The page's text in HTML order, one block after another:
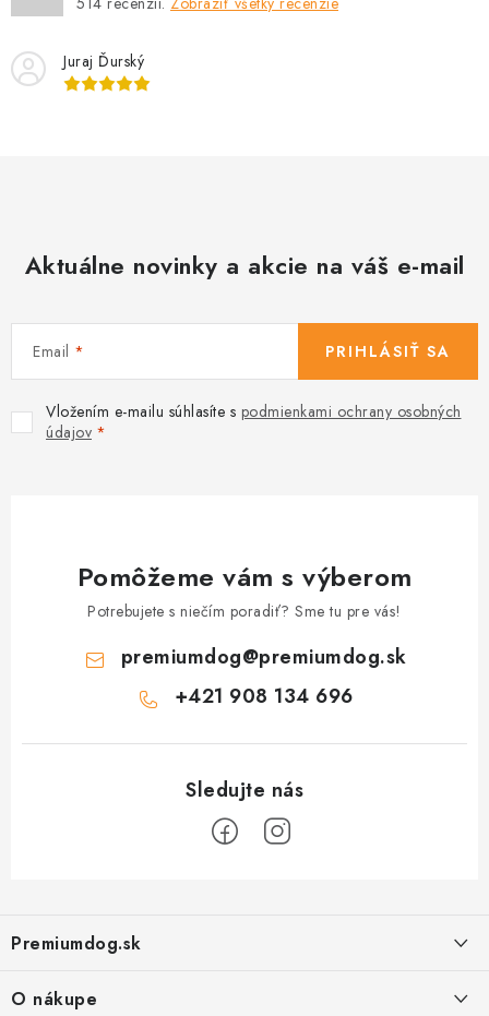
y
v
n
e
Juraj Ďurský
Aktuálne novinky a akcie na váš e-mail
Email
Vložením e-mailu súhlasíte s podmienkami ochrany osobných
údajov
PRIHLÁSIŤ SA
Pomôžeme vám s výberom
Potrebujete s niečím poradiť? Sme tu pre vás!
premiumdog@premiumdog.sk
+421 908 134 696
p
ä
Premiumdog.sk
O nákupe